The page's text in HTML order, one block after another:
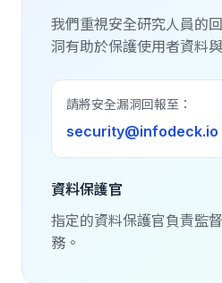
我們重視安全研究人員的
洞有助於保護使用者資料
請將安全漏洞回報至：
security@infodeck.io
資料保護官
指定的資料保護官負責監
務。